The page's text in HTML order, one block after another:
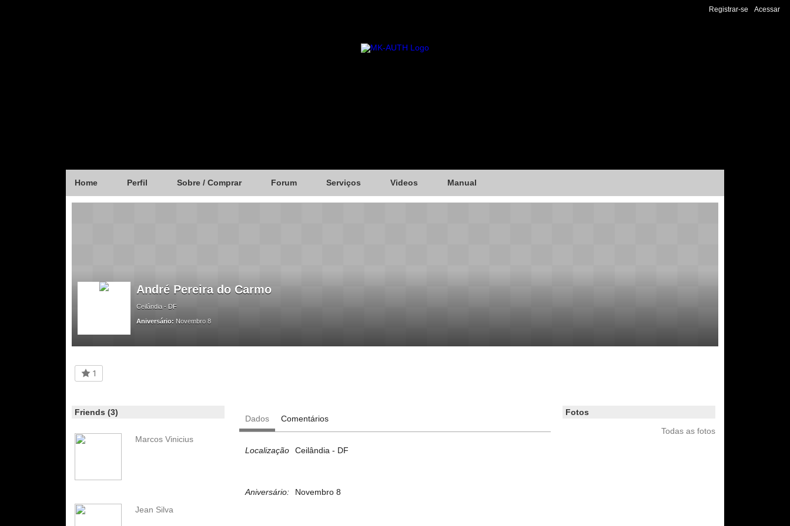
Registrar-se Acessar
Home Perfil Sobre / Comprar Forum Serviços Videos Manual
André Pereira do Carmo
Ceilândia - DF
Aniversário: Novembro 8
1
Dados Comentários
Localização Ceilândia - DF
Aniversário: Novembro 8
Friends (3)
Marcos Vinicius
Jean Silva
Fotos
Todas as fotos